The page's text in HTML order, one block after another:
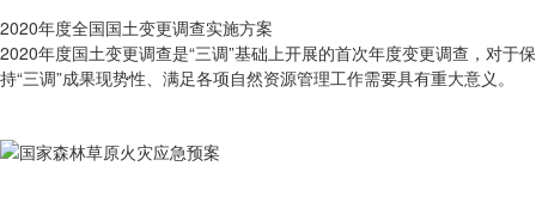
2020年度全国国土变更调查实施方案
2020年度国土变更调查是“三调”基础上开展的首次年度变更调查，对于保
持“三调”成果现势性、满足各项自然资源管理工作需要具有重大意义。